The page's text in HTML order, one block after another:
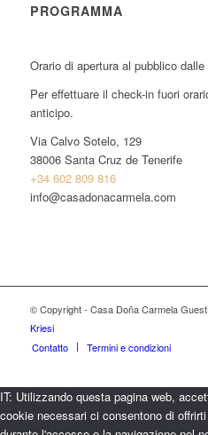
PROGRAMMA
Orario di apertura al pubblico
Per effettuare il check-in fuori
anticipo.
Via Calvo Sotelo, 129
38006 Santa Cruz de Tenerife
+34 602 809 816
info@casadonacarmela.com
© Copyright - Casa Doña Carmela
Kriesi
Contatto
Termini e condizioni
IT: Utilizzando questa pagina web,
cookie necessari ci consentono di